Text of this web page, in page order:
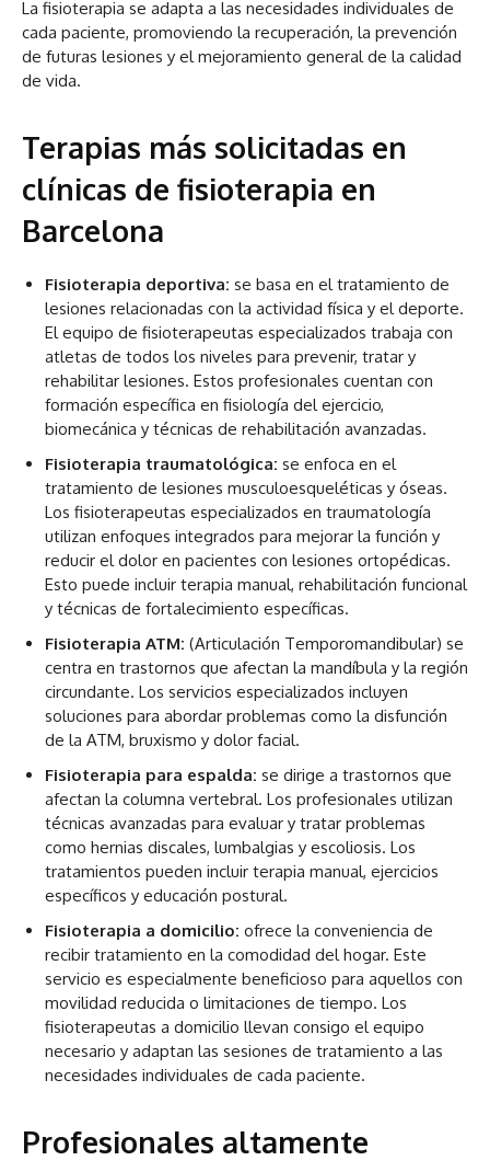
La fisioterapia se adapta a las necesidades individuales de
cada paciente, promoviendo la recuperación, la prevención
de futuras lesiones y el mejoramiento general de la calidad
de vida.
Terapias más solicitadas en
clínicas de fisioterapia en
Barcelona
Fisioterapia deportiva: se basa en el tratamiento de
lesiones relacionadas con la actividad física y el deporte.
El equipo de fisioterapeutas especializados trabaja con
atletas de todos los niveles para prevenir, tratar y
rehabilitar lesiones. Estos profesionales cuentan con
formación específica en fisiología del ejercicio,
biomecánica y técnicas de rehabilitación avanzadas.
Fisioterapia traumatológica: se enfoca en el
tratamiento de lesiones musculoesqueléticas y óseas.
Los fisioterapeutas especializados en traumatología
utilizan enfoques integrados para mejorar la función y
reducir el dolor en pacientes con lesiones ortopédicas.
Esto puede incluir terapia manual, rehabilitación funcional
y técnicas de fortalecimiento específicas.
Fisioterapia ATM: (Articulación Temporomandibular) se
centra en trastornos que afectan la mandíbula y la región
circundante. Los servicios especializados incluyen
soluciones para abordar problemas como la disfunción
de la ATM, bruxismo y dolor facial.
Fisioterapia para espalda: se dirige a trastornos que
afectan la columna vertebral. Los profesionales utilizan
técnicas avanzadas para evaluar y tratar problemas
como hernias discales, lumbalgias y escoliosis. Los
tratamientos pueden incluir terapia manual, ejercicios
específicos y educación postural.
Fisioterapia a domicilio: ofrece la conveniencia de
recibir tratamiento en la comodidad del hogar. Este
servicio es especialmente beneficioso para aquellos con
movilidad reducida o limitaciones de tiempo. Los
fisioterapeutas a domicilio llevan consigo el equipo
necesario y adaptan las sesiones de tratamiento a las
necesidades individuales de cada paciente.
Profesionales altamente